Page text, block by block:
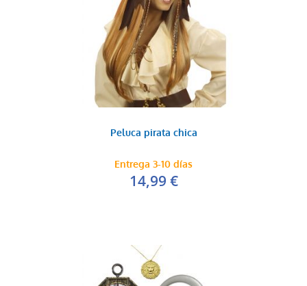
Peluca pirata chica
Entrega 3-10 días
14,99 €